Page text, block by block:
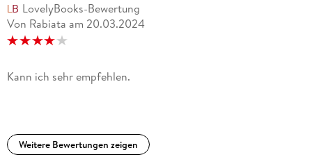
LovelyBooks-Bewertung
Von Rabiata am 20.03.2024
Kann ich sehr empfehlen.
Weitere Bewertungen zeigen